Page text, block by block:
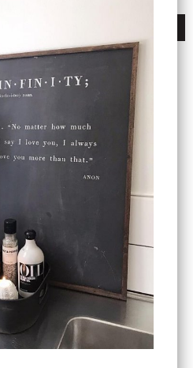
Bordslampa Mushroom
vit, Utomhus
499 kr
INFO KÖP